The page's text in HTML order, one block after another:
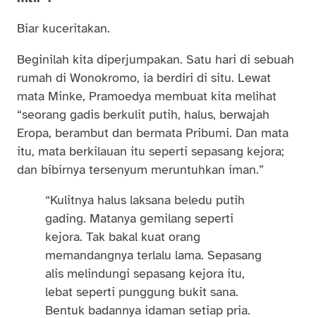
Biar kuceritakan.
Beginilah kita diperjumpakan. Satu hari di sebuah
rumah di Wonokromo, ia berdiri di situ. Lewat
mata Minke, Pramoedya membuat kita melihat
“seorang gadis berkulit putih, halus, berwajah
Eropa, berambut dan bermata Pribumi. Dan mata
itu, mata berkilauan itu seperti sepasang kejora;
dan bibirnya tersenyum meruntuhkan iman.”
“Kulitnya halus laksana beledu putih
gading. Matanya gemilang seperti
kejora. Tak bakal kuat orang
memandangnya terlalu lama. Sepasang
alis melindungi sepasang kejora itu,
lebat seperti punggung bukit sana.
Bentuk badannya idaman setiap pria.